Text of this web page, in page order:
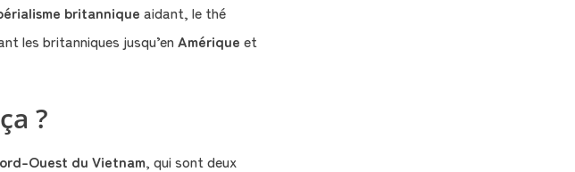
britannique aidant, le thé
les britanniques jusqu’enAmérique et
?
Ouest du Vietnam, qui sont deux